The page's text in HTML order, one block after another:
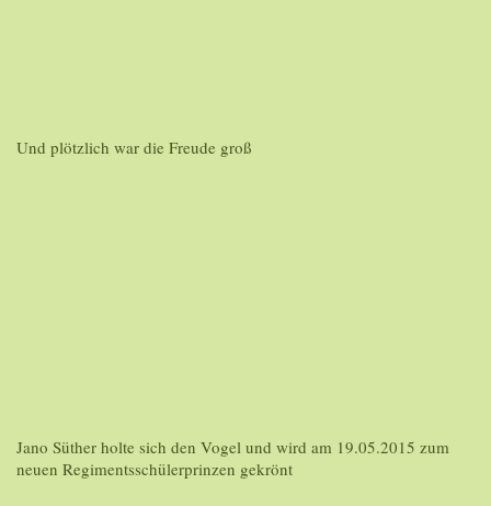
Und plötzlich war die Freude groß
Jano Süther holte sich den Vogel und wird am 19.05.2015 zum
neuen Regimentsschülerprinzen gekrönt